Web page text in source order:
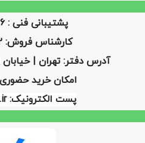
پشتیبانی فنی : 02136419266
کارشناس فروش: 09101539362
آدرس دفتر: تهران | خیابان
امکان خرید
پست الکترونیک: info@endcar.ir